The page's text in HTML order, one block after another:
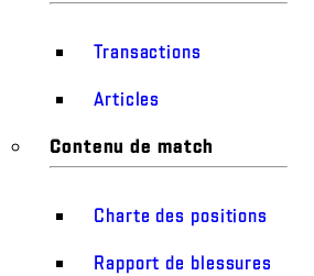
Transactions
Articles
Contenu de match
Charte des positions
Rapport de blessures